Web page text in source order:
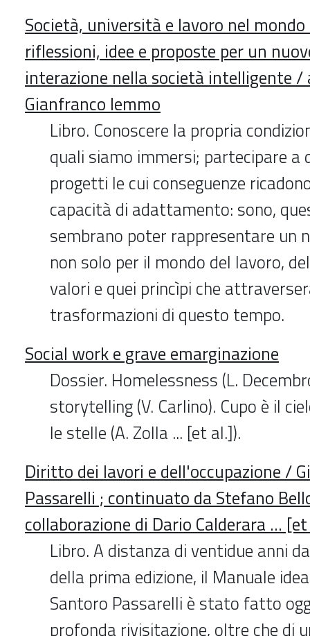
Società, università e lavoro nel
riflessioni, idee e proposte per un
interazione nella società intelligente /
Gianfranco Iemmo
Libro. Conoscere la propria
quali siamo immersi; partecipare a
progetti le cui conseguenze
capacità di adattamento: sono,
sembrano poter rappresentare un
non solo per il mondo del lavoro,
valori e quei princìpi che
trasformazioni di questo tempo.
Social work e grave emarginazione
Dossier. Homelessness (L.
storytelling (V. Carlino). Cupo è il
le stelle (A. Zolla ... [et al.]).
Diritto dei lavori e dell'occupazione /
Passarelli ; continuato da Stefano
collaborazione di Dario Calderara ...
Libro. A distanza di ventidue anni
della prima edizione, il Manuale
Santoro Passarelli è stato fatto
profonda rivisitazione, oltre che di